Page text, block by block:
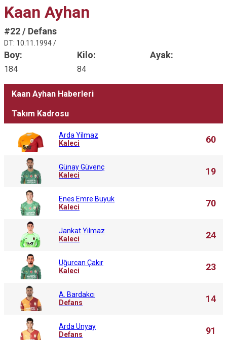
Kaan Ayhan
#22 / Defans
DT: 10.11.1994 /
Boy:
184
Kilo:
84
Ayak:
Kaan Ayhan Haberleri
Takım Kadrosu
Arda Yilmaz
Kaleci
60
Günay Güvenç
Kaleci
19
Enes Emre Buyuk
Kaleci
70
Jankat Yilmaz
Kaleci
24
Uğurcan Çakır
Kaleci
23
A. Bardakcı
Defans
14
Arda Unyay
Defans
91